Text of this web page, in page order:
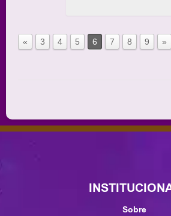
« 3 4 5 6 7 8 9 »
Sobre